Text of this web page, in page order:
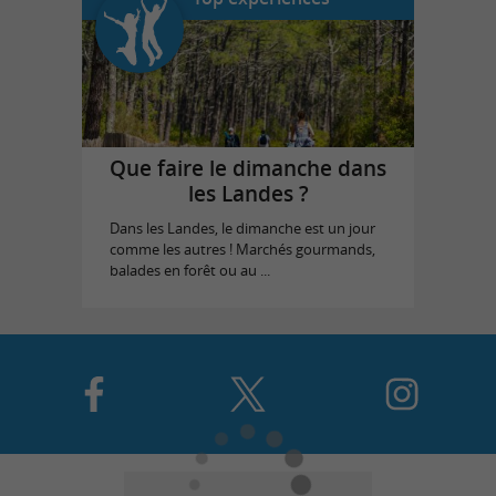
Que faire le dimanche dans
les Landes ?
Dans les Landes, le dimanche est un jour
comme les autres ! Marchés gourmands,
balades en forêt ou au ...